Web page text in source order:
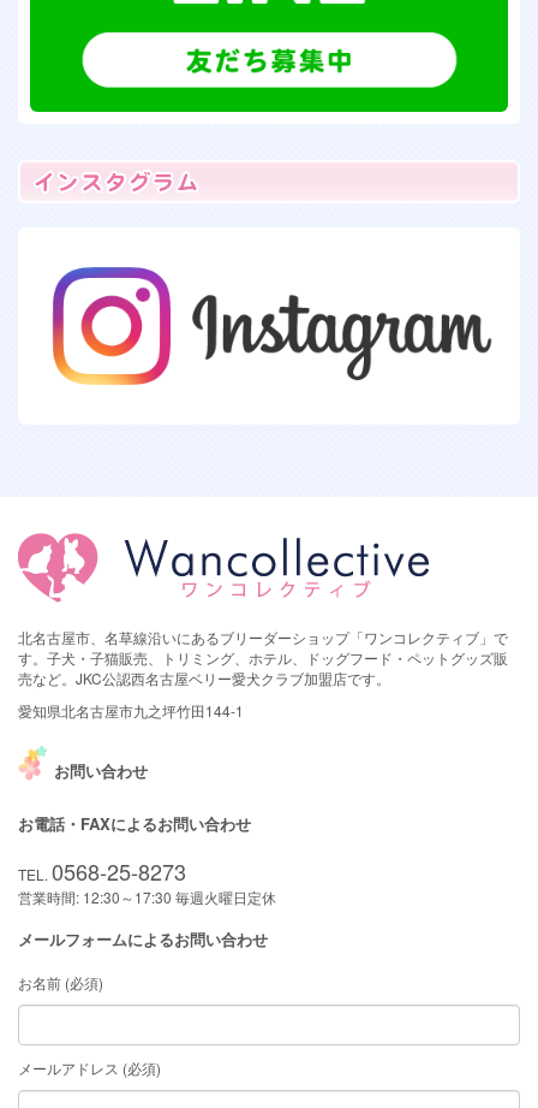
北名古屋市、名草線沿いにあるブリーダーショップ「ワンコレクティブ」で
す。子犬・子猫販売、トリミング、ホテル、ドッグフード・ペットグッズ販
売など。JKC公認西名古屋ベリー愛犬クラブ加盟店です。
愛知県北名古屋市九之坪竹田144-1
お問い合わせ
お電話・FAXによるお問い合わせ
TEL.0568-25-8273
営業時間: 12:30～17:30 毎週火曜日定休
メールフォームによるお問い合わせ
お名前 (必須)
メールアドレス (必須)